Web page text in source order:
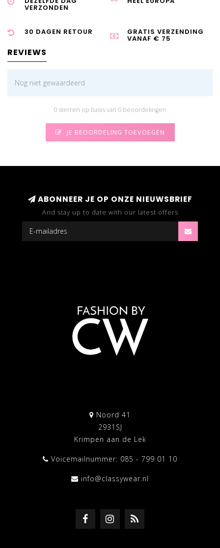
VERZONDEN
30 DAGEN RETOUR GRATIS VERZENDING
VANAF € 75
REVIEWS
Nog niet gewaardeerd
0 sterren op basis van 0 beoordelingen
JE BEOORDELING TOEVOEGEN
ABONNEER JE OP ONZE NIEUWSBRIEF
And stay up to date with our latest offers
Noord 41
2931SJ
Krimpen aan de Lek
Voicemailnummer: 085 - 799 01 10
info@classywear.nl